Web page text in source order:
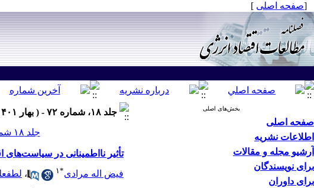
[صفحه اصلی ]
بخش‌های اصلی
صفحه اصلی
اطلاعات نشریه
آرشیو مجله و مقالات
برای نویسندگان
برای داوران
جلد ۱۸، شماره ۷۲ - ( بهار ۱۴۰۱ )
جلد ۱۸ شماره ۷۲ صفحات ۵۸-۲۷
تأثیر نااطمینانی در
فیض اله مرادی*۱ ،